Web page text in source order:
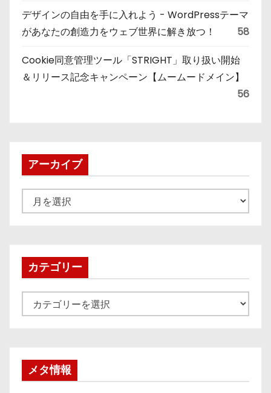
デザインの自由を手に入れよう - WordPressテーマ
があなたの創造力をウェブ世界に解き放つ！
58
Cookie同意管理ツール「STRIGHT」取り扱い開始
＆リリース記念キャンペーン【ムームードメイン】
56
アーカイブ
ー
ブカテゴリー
テ
メタ情報